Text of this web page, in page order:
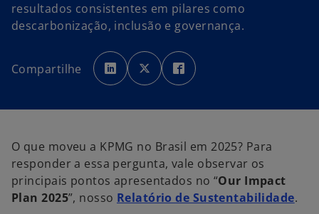
resultados consistentes em pilares como
descarbonização, inclusão e governança.
Compartilhe
a
b
r
e
o
v
g
u
i
a
b
r
e
o
v
g
i
a
b
r
v
g
i
a
O que moveu a KPMG no Brasil em 2025? Para
responder a essa pergunta, vale observar os
principais pontos apresentados no “Our Impact
Plan 2025”, nosso Relatório de Sustentabilidade.